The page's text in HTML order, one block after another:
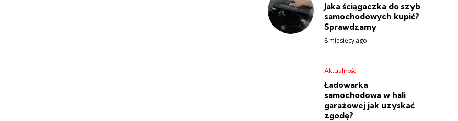
Jaka ściągaczka do szyb
samochodowych kupić?
Sprawdzamy
8 miesięcy ago
Aktualności
Ładowarka
samochodowa w hali
garażowej jak uzyskać
zgodę?